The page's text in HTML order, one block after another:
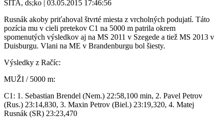
SITA, ds;ko | 03.05.2015 17:46:56
Rusnák akoby priťahoval štvrté miesta z vrcholných podujatí. Táto
pozícia mu v cieli pretekov C1 na 5000 m patrila okrem
spomenutých výsledkov aj na MS 2011 v Szegede a tiež MS 2013 v
Duisburgu. Vlani na ME v Brandenburgu bol šiesty.
Výsledky z Račíc:
MUŽI / 5000 m:
C1: 1. Sebastian Brendel (Nem.) 22:58,100 min, 2. Pavel Petrov
(Rus.) 23:14,830, 3. Maxin Petrov (Biel.) 23:19,320, 4. Matej
Rusnák (SR) 23:23,470